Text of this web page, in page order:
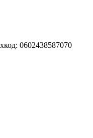
0602438587070